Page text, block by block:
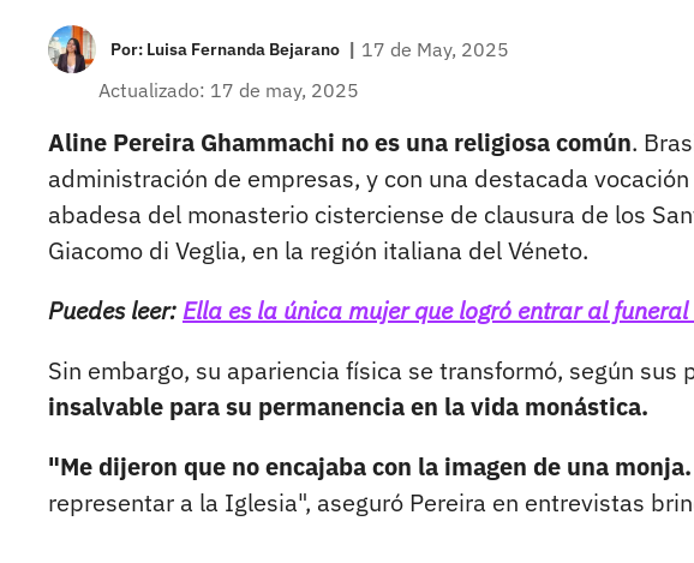
Por: Luisa Fernanda Bejarano | 17 de May, 2025
Actualizado: 17 de may, 2025
Aline Pereira Ghammachi no es una religiosa común.
administración de empresas, y con una destacada
abadesa del monasterio cisterciense de clausura de los
Giacomo di Veglia, en la región italiana del Véneto.
Puedes leer:Ella es la única mujer que logró entrar al
Sin embargo, su apariencia física se transformó, según
insalvable para su permanencia en la vida monástica.
"Me dijeron que no encajaba con la imagen de una monja.
representar a la Iglesia", aseguró Pereira en entrevistas